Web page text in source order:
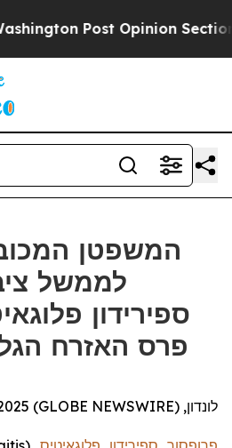
Post Opinion Section
המשפטן
לממשל
ספירידון
פרס האזרח
לונדון, Nov. 04, 2025 (GLOBE NEWSWIRE) --